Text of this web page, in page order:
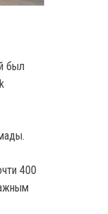
был
400